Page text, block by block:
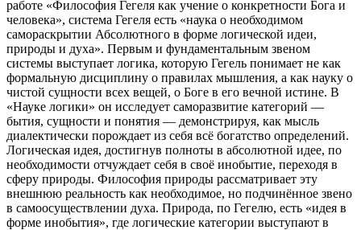
работе «Философия Гегеля как учение о конкретности Бога и
человека», система Гегеля есть «наука о необходимом
самораскрытии Абсолютного в форме логической идеи,
природы и духа». Первым и фундаментальным звеном
системы выступает логика, которую Гегель понимает не как
формальную дисциплину о правилах мышления, а как науку о
чистой сущности всех вещей, о Боге в его вечной истине. В
«Науке логики» он исследует саморазвитие категорий —
бытия, сущности и понятия — демонстрируя, как мысль
диалектически порождает из себя всё богатство определений.
Логическая идея, достигнув полноты в абсолютной идее, по
необходимости отчуждает себя в своё инобытие, переходя в
сферу природы. Философия природы рассматривает эту
внешнюю реальность как необходимое, но подчинённое звено
в самоосуществлении духа. Природа, по Гегелю, есть «идея в
форме инобытия», где логические категории выступают в